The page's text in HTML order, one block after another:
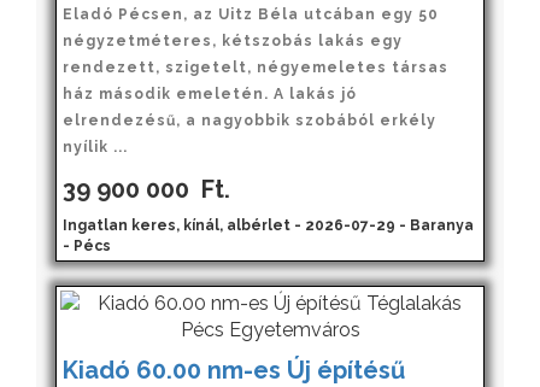
Eladó Pécsen, az Uitz Béla utcában egy 50
négyzetméteres, kétszobás lakás egy
rendezett, szigetelt, négyemeletes társas
ház második emeletén. A lakás jó
elrendezésű, a nagyobbik szobából erkély
nyílik ...
39 900 000 Ft.
Ingatlan keres, kínál, albérlet - 2026-07-29 - Baranya
- Pécs
Kiadó 60.00 nm-es Új építésű